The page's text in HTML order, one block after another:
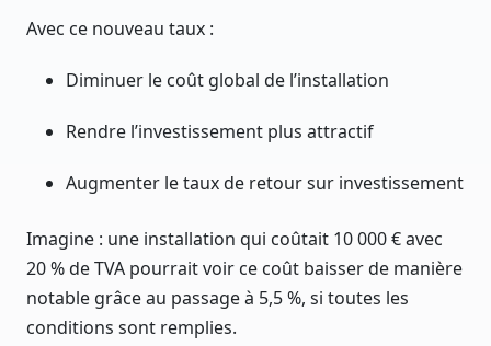
Avec ce nouveau taux :
Diminuer le coût global de l’installation
Rendre l’investissement plus attractif
Augmenter le taux de retour sur investissement
Imagine : une installation qui coûtait 10 000 € avec
20 % de TVA pourrait voir ce coût baisser de manière
notable grâce au passage à 5,5 %, si toutes les
conditions sont remplies.